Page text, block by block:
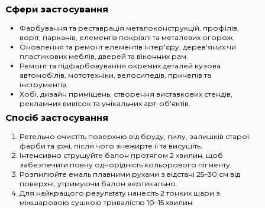
Сфери застосування
Фарбування та реставрація металоконструкцій, профілів,
воріт, парканів, елементів покрівлі та металевих огорож.
Оновлення та ремонт елементів інтер'єру, дерев'яних чи
пластикових меблів, дверей та віконних рам.
Ремонт та підфарбовування окремих деталей кузова
автомобілів, мототехніки, велосипедів, причепів та
інструментів.
Хобі, дизайн приміщень, створення виставкових стендів,
рекламних вивісок та унікальних арт-об'єктів.
Спосіб застосування
Ретельно очистіть поверхню від бруду, пилу, залишків старої
фарби та іржі, після чого знежирте її та висушіть.
Інтенсивно струшуйте балон протягом 2 хвилин, щоб
забезпечити повну однорідність кольорового пігменту.
Розпилюйте емаль плавними рухами з відстані 25–30 см від
поверхні, утримуючи балон вертикально.
Для найкращого результату нанесіть 2 тонких шари з
міжшаровою сушкою тривалістю 10–15 хвилин.